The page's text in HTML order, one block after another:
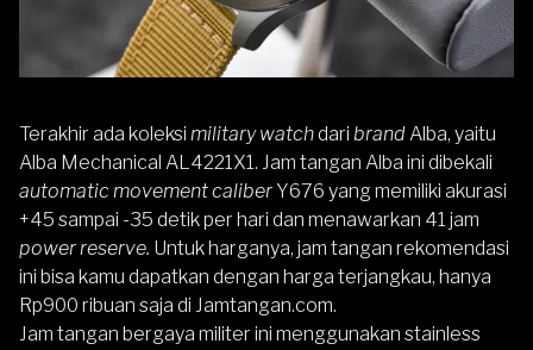
Terakhir ada koleksi military watchdari brandAlba, yaitu
Alba Mechanical AL4221X1. Jam tangan Alba ini dibekali
automatic movement caliber Y676 yang memiliki akurasi
+45 sampai -35 detik per hari dan menawarkan 41 jam
power reserve. Untuk harganya, jam tangan rekomendasi
ini bisa kamu dapatkan dengan harga terjangkau, hanya
Rp900 ribuan saja di Jamtangan.com.
Jam tangan bergaya militer ini menggunakan stainless